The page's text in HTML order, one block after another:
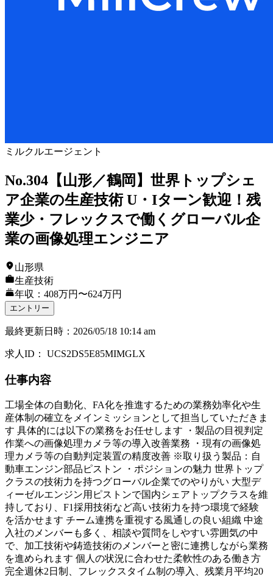
ミルクルエージェント
No.304【山形／鶴岡】世界トップシェ
ア企業の生産技術 U・Iターン歓迎！残
業少・フレックスで働くグローバル企
業の画像処理エンジニア
山形県
生産技術
年収：408万円〜624万円
エントリー
最終更新日時 ： 2026/05/18 10:14 am
求人ID ： UCS2DS5E85MIMGLX
仕事内容
工場全体の自動化、FA化を推進するための業務効率化や生
産体制の確立をメインミッションとして担当していただきま
す 具体的には以下の業務をお任せします ・製品の目視判定
作業への画像処理カメラ等の導入改善業務 ・現有の画像処
理カメラ等の自動判定装置の精度改善 ※取り扱う製品：自
動車エンジン部品ピストン ・ポジションの魅力 世界トップ
クラスの技術力を持つグローバル企業でのやりがい 大型デ
ィーゼルエンジン用ピストンで国内シェアトップクラスを維
持しており、F1採用技術など高い技術力を持つ環境で経験
を活かせます チーム連携を重視する風通しの良い組織 中途
入社のメンバーも多く、相談や質問をしやすい雰囲気の中
で、加工技術や鋳造技術のメンバーと密に連携しながら業務
を進められます 個人の状況に合わせた柔軟性のある働き方
完全週休2日制、フレックスタイム制の導入、残業月平均20